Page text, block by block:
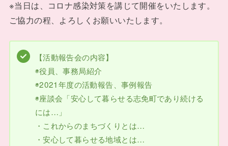
※当日は、コロナ感染対策を講じて開催をいたします。
ご協力の程、よろしくお願いいたします。
【活動報告会の内容】
◉役員、事務局紹介
◉2021年度の活動報告、事例報告
◉座談会「安心して暮らせる志免町であり続ける
には…」
・これからのまちづくりとは…
・安心して暮らせる地域とは…